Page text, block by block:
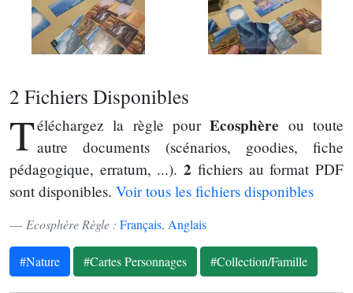
2 Fichiers Disponibles
Téléchargez la règle pourEcosphère ou toute
autre documents (scénarios, goodies, fiche
pédagogique, erratum, ...).2 fichiers au format PDF
sont disponibles. Voir tous les fichiers disponibles
Ecosphère Règle : Français, Anglais
#Nature #Cartes Personnages #Collection/Famille